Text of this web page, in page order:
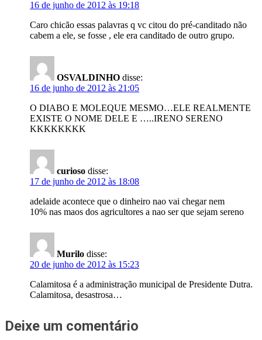
16 de junho de 2012 às 19:18
Caro chicão essas palavras q vc citou do pré-canditado não
cabem a ele, se fosse , ele era canditado de outro grupo.
OSVALDINHO disse:
16 de junho de 2012 às 21:05
O DIABO E MOLEQUE MESMO…ELE REALMENTE
EXISTE O NOME DELE E …..IRENO SERENO
KKKKKKKK
curioso disse:
17 de junho de 2012 às 18:08
adelaide acontece que o dinheiro nao vai chegar nem
10% nas maos dos agricultores a nao ser que sejam sereno
Murilo disse:
20 de junho de 2012 às 15:23
Calamitosa é a administração municipal de Presidente Dutra.
Calamitosa, desastrosa…
Deixe um comentário